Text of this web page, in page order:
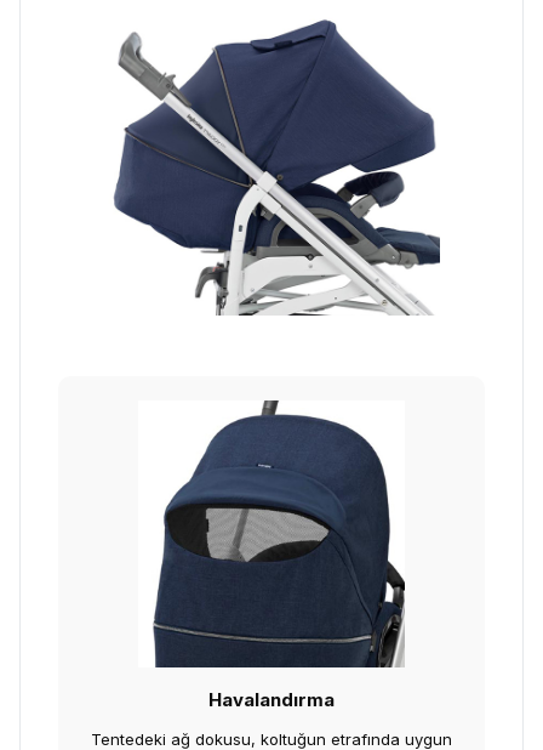
Havalandırma
Tentedeki ağ dokusu, koltuğun etrafında uygun